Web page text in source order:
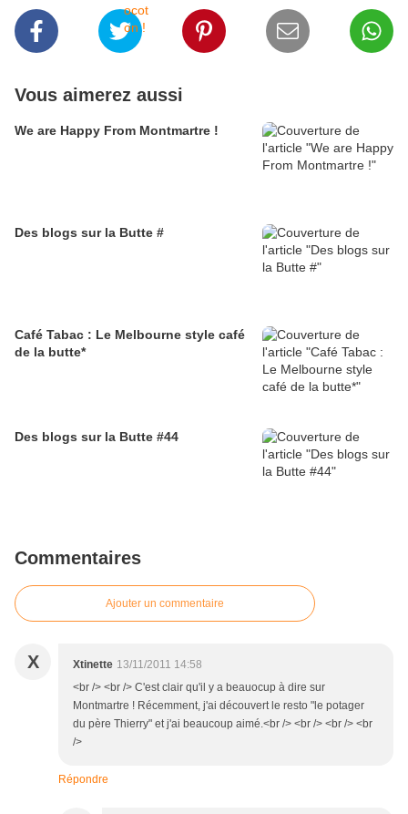
Vous aimerez aussi
We are Happy From Montmartre !
Des blogs sur la Butte #
Café Tabac : Le Melbourne style café
de la butte*
Des blogs sur la Butte #44
Commentaires
Ajouter un commentaire
X Xtinette 13/11/2011 14:58
<br /> <br /> C'est clair qu'il y a beauocup à dire sur
Montmartre ! Récemment, j'ai découvert le resto "le potager
du père Thierry" et j'ai beaucoup aimé.<br /> <br /> <br /> <br
/>
Répondre